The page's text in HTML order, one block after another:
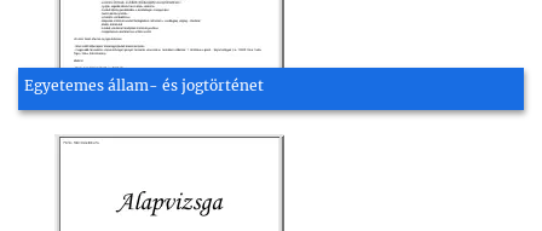
Egyetemes állam- és jogtörténet